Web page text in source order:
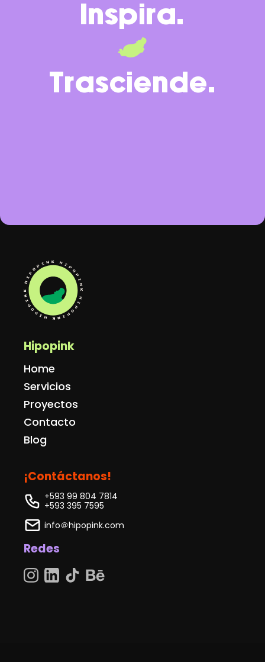
Inspira.
Trasciende.
Hipopink
Home
Servicios
Proyectos
Contacto
Blog
¡Contáctanos!
+593 99 804 7814
+593 395 7595
info＠hipopink.com
Redes